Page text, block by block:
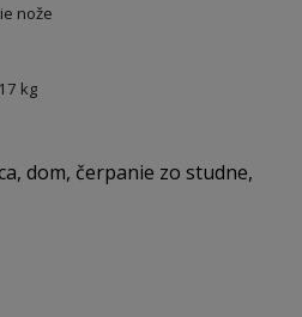
nože
kg
dom, čerpanie zo studne,